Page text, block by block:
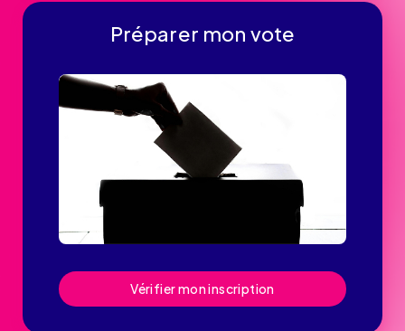
Préparer mon vote
Vérifier mon inscription